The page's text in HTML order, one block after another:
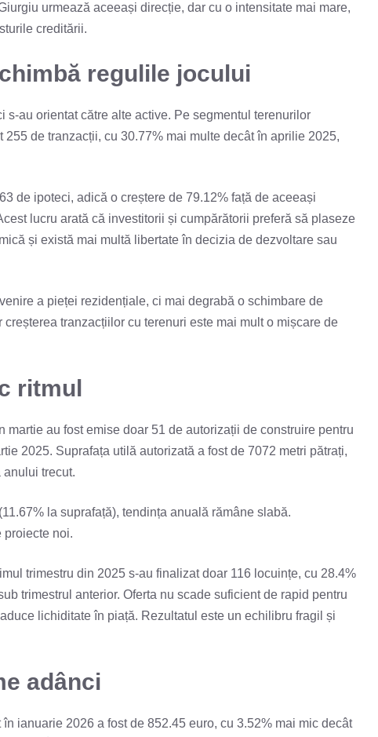
urmează aceeași direcție, dar cu o intensitate mai mare,
creditării.
regulile jocului
au orientat către alte active. Pe segmentul terenurilor
de tranzacții, cu 30.77% mai multe decât în aprilie 2025,
de ipoteci, adică o creștere de 79.12% față de aceeași
lucru arată că investitorii și cumpărătorii preferă să plaseze
și există mai multă libertate în decizia de dezvoltare sau
a pieței rezidențiale, ci mai degrabă o schimbare de
tranzacțiilor cu terenuri este mai mult o mișcare de
ritmul
martie au fost emise doar 51 de autorizații de construire pentru
2025. Suprafața utilă autorizată a fost de 7072 metri pătrați,
trecut.
la suprafață), tendința anuală rămâne slabă.
proiecte noi.
trimestru din 2025 s-au finalizat doar 116 locuințe, cu 28.4%
trimestrul anterior. Oferta nu scade suficient de rapid pentru
lichiditate în piață. Rezultatul este un echilibru fragil și
adânci
ianuarie 2026 a fost de 852.45 euro, cu 3.52% mai mic decât